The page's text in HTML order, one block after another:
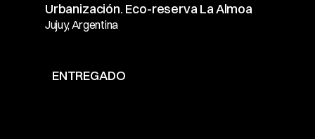
Urbanización. Eco-reserva La Almoa
Jujuy, Argentina
ENTREGADO